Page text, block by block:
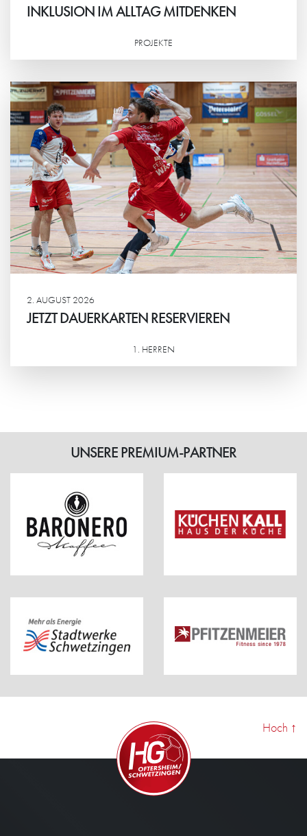
INKLUSION IM ALLTAG MITDENKEN
PROJEKTE
2. AUGUST 2026
JETZT DAUERKARTEN RESERVIEREN
1. HERREN
UNSERE PREMIUM-PARTNER
Hoch ↑